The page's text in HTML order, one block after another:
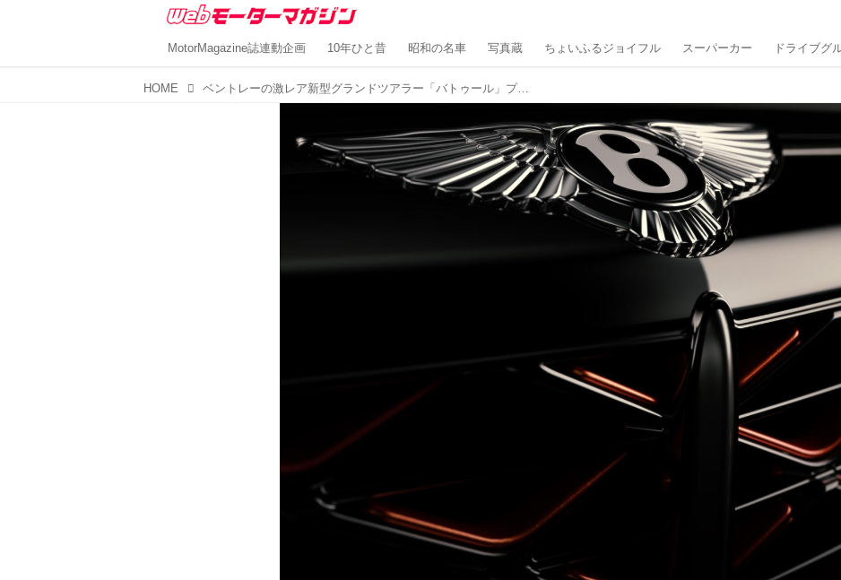
MotorMagazine誌連動企画 10年ひと昔 昭和の名車 写真蔵 ちょいふるジョイフル スーパーカー ドライブグ
HOME ベントレーの激レア新型グランドツアラー「バトゥール」プロジェクトが本格始動。今度はいったい何台作るのか？